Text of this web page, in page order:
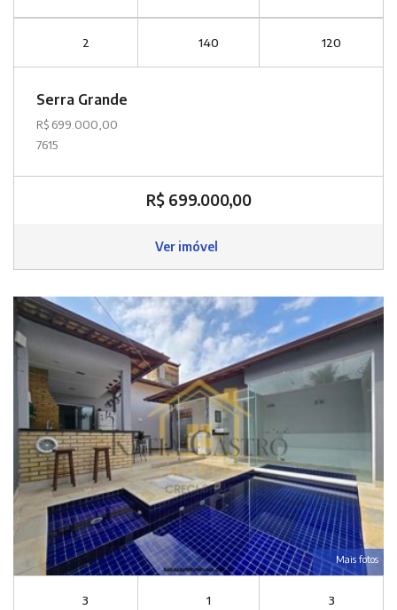
2 140 120
Serra Grande
R$ 699.000,00
7615
R$ 699.000,00
Ver imóvel
Mais fotos
3 1 3